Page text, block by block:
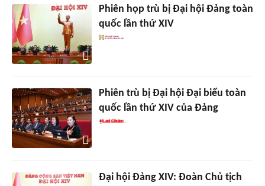
Phiên họp trù bị Đại hội Đảng toàn
quốc lần thứ XIV
Phiên trù bị Đại hội Đại biểu toàn
quốc lần thứ XIV của Đảng
Đại hội Đảng XIV: Đoàn Chủ tịch